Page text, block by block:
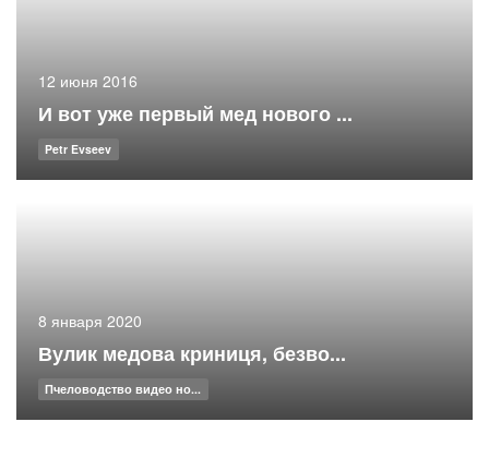
12 июня 2016
И вот уже первый мед нового ...
Petr Evseev
8 января 2020
Вулик медова криниця, безво...
Пчеловодство видео но...